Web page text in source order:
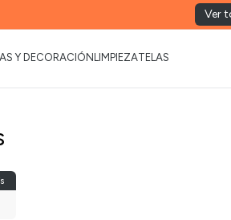
Ver
Y DECORACIÓN LIMPIEZATELAS